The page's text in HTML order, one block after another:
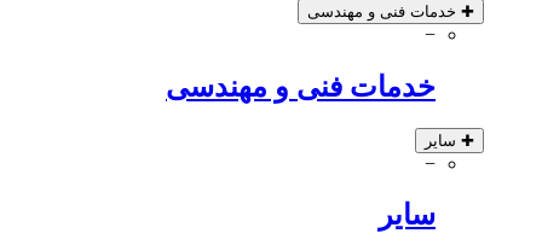
✚ خدمات فنی و مهندسی
−
خدمات فنی و مهندسی
✚ سایر
−
سایر